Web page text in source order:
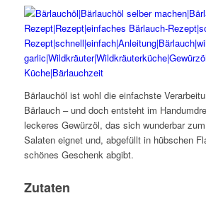
Bärlauchöl ist wohl die einfachste
Bärlauch – und doch entsteht im
leckeres Gewürzöl, das sich wunderbar
Salaten eignet und, abgefüllt in hübschen
schönes Geschenk abgibt.
Zutaten